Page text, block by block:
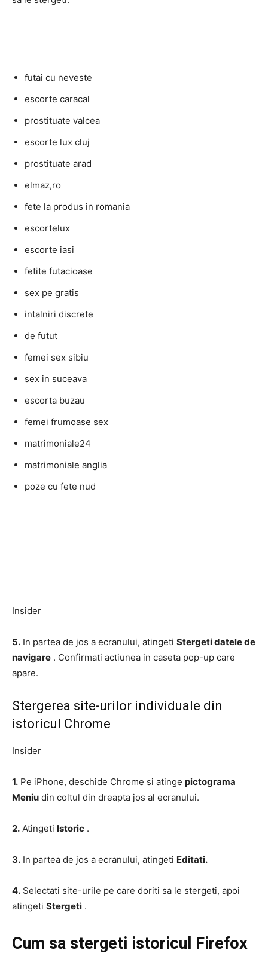
futai cu neveste
escorte caracal
prostituate valcea
escorte lux cluj
prostituate arad
elmaz,ro
fete la produs in romania
escortelux
escorte iasi
fetite futacioase
sex pe gratis
intalniri discrete
de futut
femei sex sibiu
sex in suceava
escorta buzau
femei frumoase sex
matrimoniale24
matrimoniale anglia
poze cu fete nud
Insider
5. In partea de jos a ecranului, atingeti Stergeti datele de
navigare . Confirmati actiunea in caseta pop-up care
apare.
Stergerea site-urilor individuale din
istoricul Chrome
Insider
1. Pe iPhone, deschide Chrome si atinge pictograma
Meniu din coltul din dreapta jos al ecranului.
2. Atingeti Istoric .
3. In partea de jos a ecranului, atingeti Editati.
4. Selectati site-urile pe care doriti sa le stergeti, apoi
atingeti Stergeti .
Cum sa stergeti istoricul Firefox